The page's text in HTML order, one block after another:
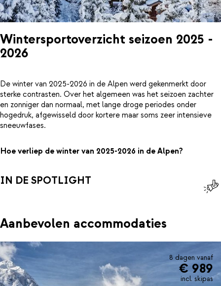
Wintersportoverzicht seizoen 2025 -
2026
De winter van 2025-2026 in de Alpen werd gekenmerkt door
sterke contrasten. Over het algemeen was het seizoen zachter
en zonniger dan normaal, met lange droge periodes onder
hogedruk, afgewisseld door kortere maar soms zeer intensieve
sneeuwfases.
Hoe verliep de winter van 2025-2026 in de Alpen?
IN DE SPOTLIGHT
Aanbevolen accommodaties
8 dagen vanaf
€ 989
incl. skipas